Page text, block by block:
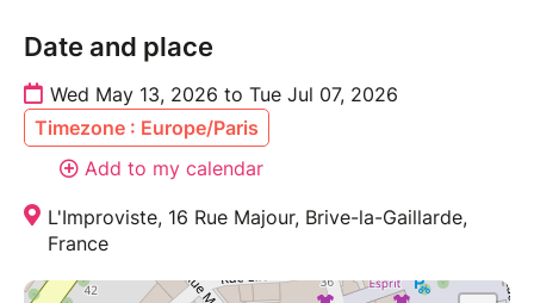
Date and place
Wed May 13, 2026 to Tue Jul 07, 2026
Timezone : Europe/Paris
Add to my calendar
L'Improviste, 16 Rue Majour, Brive-la-Gaillarde,
France